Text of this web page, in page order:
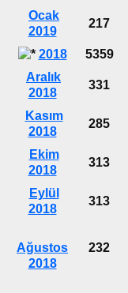
Ocak
2019
217
2018 5359
Aralık
2018
331
Kasım
2018
285
Ekim
2018
313
Eylül
2018
313
Ağustos
2018
232